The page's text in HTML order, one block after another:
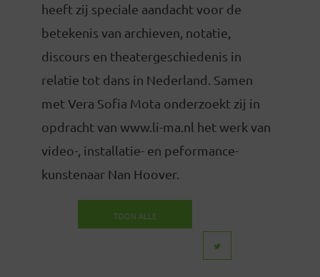
heeft zij speciale aandacht voor de
betekenis van archieven, notatie,
discours en theatergeschiedenis in
relatie tot dans in Nederland. Samen
met Vera Sofia Mota onderzoekt zij in
opdracht van www.li-ma.nl het werk van
video-, installatie- en peformance-
kunstenaar Nan Hoover.
TOON ALLE